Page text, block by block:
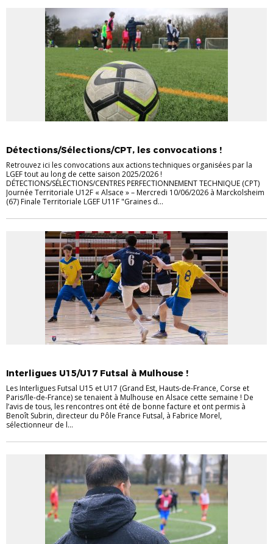
Détections/Sélections/CPT, les convocations !
Retrouvez ici les convocations aux actions techniques organisées par la
LGEF tout au long de cette saison 2025/2026 !
DÉTECTIONS/SÉLECTIONS/CENTRES PERFECTIONNEMENT TECHNIQUE (CPT)
Journée Territoriale U12F « Alsace » – Mercredi 10/06/2026 à Marckolsheim
(67) Finale Territoriale LGEF U11F "Graines d...
Interligues U15/U17 Futsal à Mulhouse !
Les Interligues Futsal U15 et U17 (Grand Est, Hauts-de-France, Corse et
Paris/Ile-de-France) se tenaient à Mulhouse en Alsace cette semaine ! De
l’avis de tous, les rencontres ont été de bonne facture et ont permis à
Benoît Subrin, directeur du Pôle France Futsal, à Fabrice Morel,
sélectionneur de l...